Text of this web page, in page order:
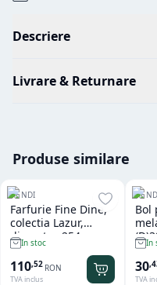
Descriere
Livrare & Returnare
Produse similare
HENDI
Farfurie Fine Dine,
colectia Lazur,
diametru 254 mm,
portelan decorat
manual
In stoc
110,52 RON
TVA inclus
Bol
In
30,
TVA